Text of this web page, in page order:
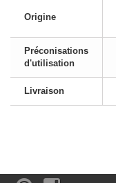
Origine
Préconisations
d'utilisation
Livraison